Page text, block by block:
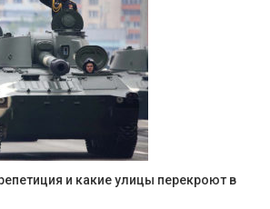
и какие улицы перекроют в